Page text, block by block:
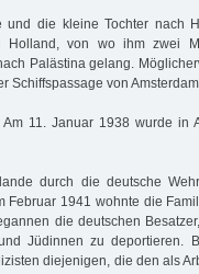
und die kleine Tochter nach
Holland, von wo ihm zwei
Palästina gelang.
Schiffspassage von
11. Januar 1938 wurde in
durch die deutsche
Februar 1941 wohnte die
die deutschen
Jüdinnen zu deportieren.
diejenigen, die den als